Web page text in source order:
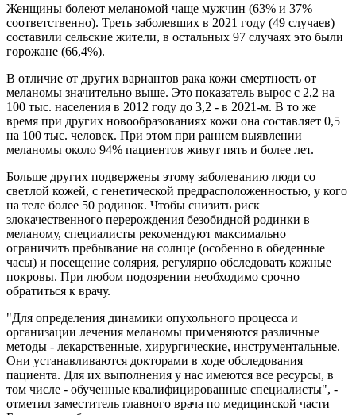
Женщины болеют меланомой чаще мужчин (63% и 37%
соответственно). Треть заболевших в 2021 году (49 случаев)
составили сельские жители, в остальных 97 случаях это были
горожане (66,4%).
В отличие от других вариантов рака кожи смертность от
меланомы значительно выше. Это показатель вырос с 2,2 на
100 тыс. населения в 2012 году до 3,2 - в 2021-м. В то же
время при других новообразованиях кожи она составляет 0,5
на 100 тыс. человек. При этом при раннем выявлении
меланомы около 94% пациентов живут пять и более лет.
Больше других подвержены этому заболеванию люди со
светлой кожей, с генетической предрасположенностью, у кого
на теле более 50 родинок. Чтобы снизить риск
злокачественного перерождения безобидной родинки в
меланому, специалисты рекомендуют максимально
ограничить пребывание на солнце (особенно в обеденные
часы) и посещение солярия, регулярно обследовать кожные
покровы. При любом подозрении необходимо срочно
обратиться к врачу.
"Для определения динамики опухольного процесса и
организации лечения меланомы применяются различные
методы - лекарственные, хирургические, инструментальные.
Они устанавливаются докторами в ходе обследования
пациента. Для их выполнения у нас имеются все ресурсы, в
том числе - обученные квалифицированные специалисты", -
отметил заместитель главного врача по медицинской части